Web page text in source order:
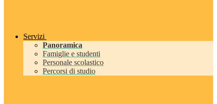
Servizi
Panoramica
Famiglie e studenti
Personale scolastico
Percorsi di studio